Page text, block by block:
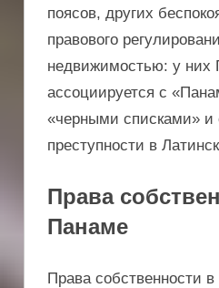
поясов, других
правового
недвижимостью: у них
ассоциируется с
«черными списками»
преступности в
Права
Панаме
Права собственности